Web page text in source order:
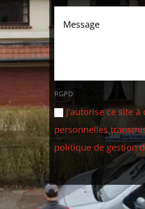
RGPD
J’autorise ce site
personnelles
politique de gestion